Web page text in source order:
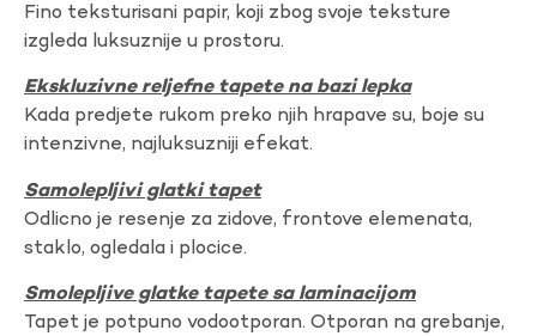
Fino teksturisani papir, koji zbog svoje teksture
izgleda luksuznije u prostoru.
Ekskluzivne reljefne tapete na bazi lepka
Kada predjete rukom preko njih hrapave su, boje su
intenzivne, najluksuzniji efekat.
Samolepljivi glatki tapet
Odlicno je resenje za zidove, frontove elemenata,
staklo, ogledala i plocice.
Smolepljive glatke tapete sa laminacijom
Tapet je potpuno vodootporan. Otporan na grebanje,